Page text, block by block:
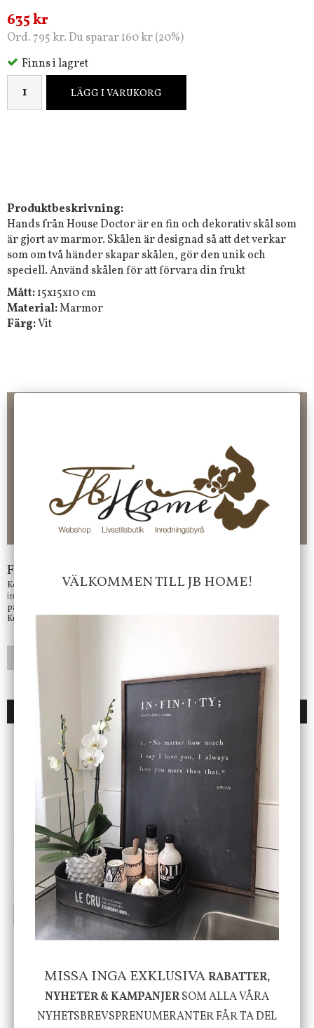
635 kr
Ord. 795 kr. Du sparar 160 kr (20%)
Finns i lagret
LÄGG I VARUKORG
Produktbeskrivning:
Hands från House Doctor är en fin och dekorativ skål som
är gjort av marmor. Skålen är designad så att det verkar
som om två händer skapar skålen, gör den unik och
speciell. Använd skålen för att förvara din frukt
Mått:15x15x10 cm
Material:Marmor
Färg:Vit
Faktura 0 kr. Hos oss betalar du enkelt och smidigt med KLARNA
CHECKOUT. Välj själv hur du vill betala mellan alla Klarnas
betalningstjänster. Och du kan även välja PAYSON betalningstjänst.
Nöjda kunder och strävar efter att ha snabba leveranser!
-ligt Tack för att just Du tittar in hos Jb Home!
Frågor?
Kontakta oss på
info@jbhome.se
på mail så fort vi kan.
Kundtjänst telefontid öppet vardagar mellan 10.00 - 15.00
DU KANSKE OCKSÅ ÄR INTRESSERAD AV
ENDAST 1 ST KVAR I LAGER
DBKD
Cloudy kruka mini, vit
199 kr
INFO KÖP
Star Trading
Bordslampa Mushroom
vit, Utomhus
499 kr
KÖP
-26%
VÄLKOMMEN TILL JB HOME!
MISSA INGA EXKLUSIVARABATTER,
NYHETER & KAMPANJERSOM ALLA VÅRA
NYHETSBREVSPRENUMERANTER FÅR TA DEL